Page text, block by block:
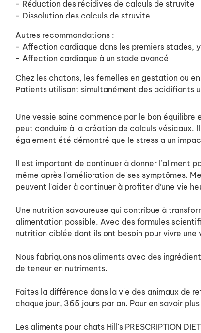
- Réduction des récidives de calculs de struvite
- Dissolution des calculs de struvite
Autres recommandations :
- Affection cardiaque dans les premiers stades,
- Affection cardiaque à un stade avancé
Chez les chatons, les femelles en gestation ou
Patients utilisant simultanément des acidifiants
Une vessie saine commence par le bon
peut conduire à la création de calculs vésicaux.
également été démontré que le stress a un
Il est important de continuer à donner l’aliment
même après l'amélioration de ses symptômes.
peuvent l'aider à continuer à profiter d’une vie
Une nutrition savoureuse qui contribue à
alimentation possible. Avec des formules
nutrition ciblée dont ils ont besoin pour vivre une
Nous fabriquons nos aliments avec des
de teneur en nutriments.
Faites la différence dans la vie des animaux de
chaque jour, 365 jours par an. Pour en savoir
Les aliments pour chats Hill's PRESCRIPTION